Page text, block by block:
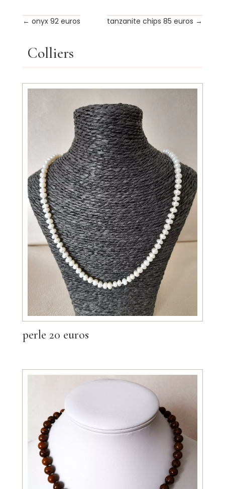
← onyx 92 euros tanzanite chips 85 euros →
Colliers
perle 20 euros